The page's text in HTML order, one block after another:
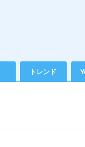
トレンド